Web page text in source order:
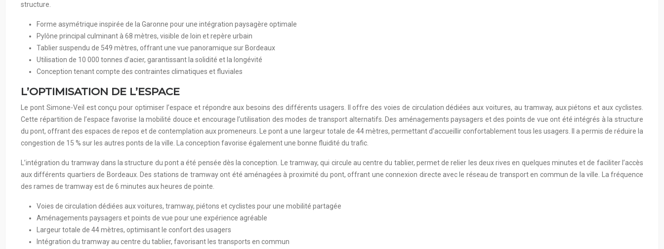
structure.
Forme asymétrique inspirée de la Garonne pour une intégration paysagère optimale
Pylône principal culminant à 68 mètres, visible de loin et repère urbain
Tablier suspendu de 549 mètres, offrant une vue panoramique sur Bordeaux
Utilisation de 10 000 tonnes d’acier, garantissant la solidité et la longévité
Conception tenant compte des contraintes climatiques et fluviales
L’OPTIMISATION DE L’ESPACE
Le pont Simone-Veil est conçu pour optimiser l’espace et répondre aux besoins des différents usagers. Il offre des voies de circulation dédiées aux voitures, au tramway, aux piétons et aux cyclistes.
Cette répartition de l’espace favorise la mobilité douce et encourage l’utilisation des modes de transport alternatifs. Des aménagements paysagers et des points de vue ont été intégrés à la structure
du pont, offrant des espaces de repos et de contemplation aux promeneurs. Le pont a une largeur totale de 44 mètres, permettant d’accueillir confortablement tous les usagers. Il a permis de réduire la
congestion de 15 % sur les autres ponts de la ville. La conception favorise également une bonne fluidité du trafic.
L’intégration du tramway dans la structure du pont a été pensée dès la conception. Le tramway, qui circule au centre du tablier, permet de relier les deux rives en quelques minutes et de faciliter l’accès
aux différents quartiers de Bordeaux. Des stations de tramway ont été aménagées à proximité du pont, offrant une connexion directe avec le réseau de transport en commun de la ville. La fréquence
des rames de tramway est de 6 minutes aux heures de pointe.
Voies de circulation dédiées aux voitures, tramway, piétons et cyclistes pour une mobilité partagée
Aménagements paysagers et points de vue pour une expérience agréable
Largeur totale de 44 mètres, optimisant le confort des usagers
Intégration du tramway au centre du tablier, favorisant les transports en commun